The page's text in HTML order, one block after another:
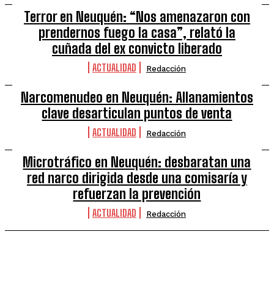
Terror en Neuquén: “Nos amenazaron con
prendernos fuego la casa”, relató la
cuñada del ex convicto liberado
ACTUALIDAD Redacción
Narcomenudeo en Neuquén: Allanamientos
clave desarticulan puntos de venta
ACTUALIDAD Redacción
Microtráfico en Neuquén: desbaratan una
red narco dirigida desde una comisaría y
refuerzan la prevención
ACTUALIDAD Redacción